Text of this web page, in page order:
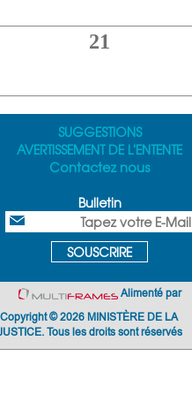
21
SUGGESTIONS
AVERTISSEMENT DE L'ENTENTE
Contactez nous
Bulletin
SOUSCRIRE
Alimenté par
Copyright © 2026 MINISTÈRE DE LA
Tous les droits sont réservés.